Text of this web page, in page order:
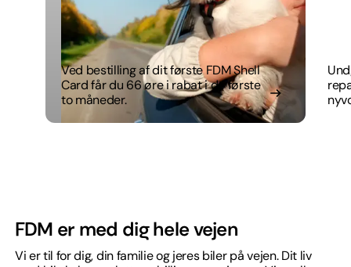
Ved bestilling af dit første FDM Shell
Card får du 66 øre i rabat i de første
to måneder.
FDM er med dig hele vejen
Vi er til for dig, din familie og jeres biler på vejen. Dit liv